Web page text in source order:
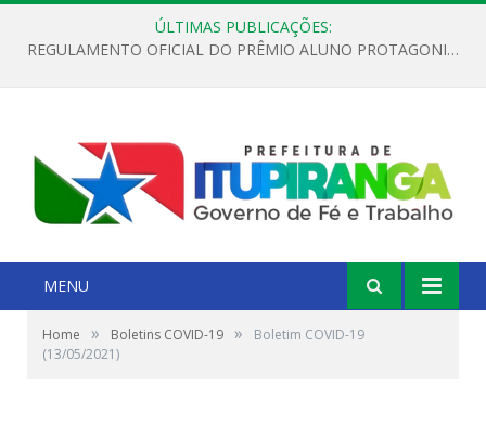
ÚLTIMAS PUBLICAÇÕES:
REGULAMENTO OFICIAL DO PRÊMIO ALUNO PROTAGONISTA – EDIÇÃO 2026
MENU
Home » Boletins COVID-19 »
Boletim COVID-19
(13/05/2021)